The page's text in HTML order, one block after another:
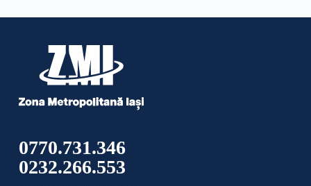
0770.731.346
0232.266.553